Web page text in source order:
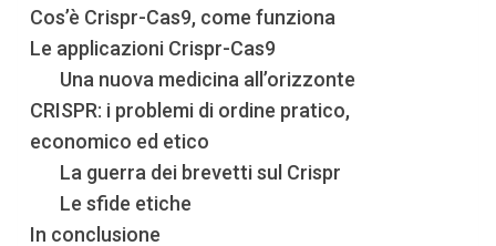
Cos’è Crispr-Cas9, come funziona
Le applicazioni Crispr-Cas9
Una nuova medicina all’orizzonte
CRISPR: i problemi di ordine pratico,
economico ed etico
La guerra dei brevetti sul Crispr
Le sfide etiche
In conclusione